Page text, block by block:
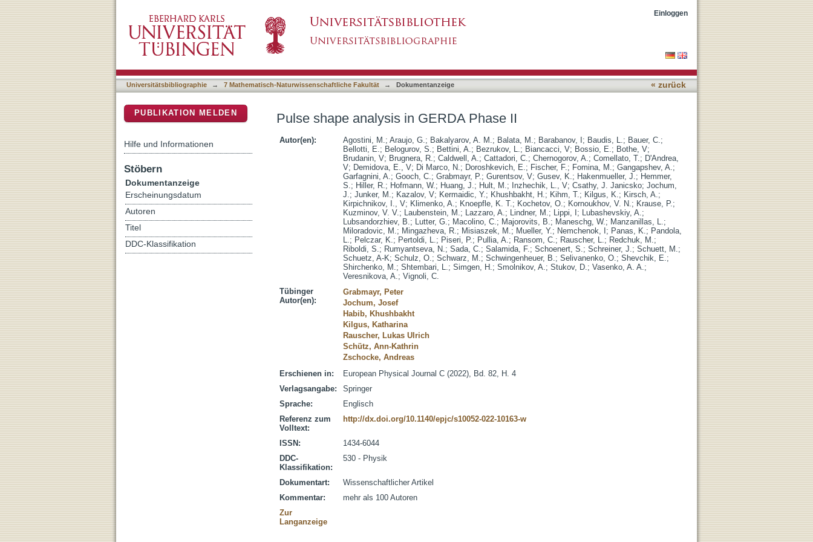
Einloggen
Universitätsbibliographie → 7 Mathematisch-Naturwissenschaftliche Fakultät → Dokumentanzeige « zurück
Pulse shape analysis in GERDA Phase II
Autor(en): Agostini, M.; Araujo, G.; Bakalyarov, A. M.; Balata, M.; Barabanov, I ; Baudis, L.; Bauer, C.;
Bellotti, E.; Belogurov, S.; Bettini, A.; Bezrukov, L.; Biancacci, V; Bossio, E.; Bothe, V;
Brudanin, V; Brugnera, R.; Caldwell, A.; Cattadori, C.; Chernogorov, A.; Comellato, T.; D'Andrea,
V; Demidova, E., V; Di Marco, N.; Doroshkevich, E.; Fischer, F.; Fomina, M.; Gangapshev, A.;
Garfagnini, A.; Gooch, C.; Grabmayr, P.; Gurentsov, V; Gusev, K.; Hakenmueller, J.; Hemmer,
S.; Hiller, R.; Hofmann, W.; Huang, J.; Hult, M.; Inzhechik, L., V; Csathy, J. Janicsko; Jochum,
J.; Junker, M.; Kazalov, V; Kermaidic, Y.; Khushbakht, H.; Kihm, T.; Kilgus, K.; Kirsch, A.;
Kirpichnikov, I., V; Klimenko, A.; Knoepfle, K. T.; Kochetov, O.; Kornoukhov, V. N.; Krause, P.;
Kuzminov, V. V.; Laubenstein, M.; Lazzaro, A.; Lindner, M.; Lippi, I ; Lubashevskiy, A.;
Lubsandorzhiev, B.; Lutter, G.; Macolino, C.; Majorovits, B.; Maneschg, W.; Manzanillas, L.;
Miloradovic, M.; Mingazheva, R.; Misiaszek, M.; Mueller, Y.; Nemchenok, I ; Panas, K.; Pandola,
L.; Pelczar, K.; Pertoldi, L.; Piseri, P.; Pullia, A.; Ransom, C.; Rauscher, L.; Redchuk, M.;
Riboldi, S.; Rumyantseva, N.; Sada, C.; Salamida, F.; Schoenert, S.; Schreiner, J.; Schuett, M.;
Schuetz, A-K; Schulz, O.; Schwarz, M.; Schwingenheuer, B.; Selivanenko, O.; Shevchik, E.;
Shirchenko, M.; Shtembari, L.; Simgen, H.; Smolnikov, A.; Stukov, D.; Vasenko, A. A.;
Veresnikova, A.; Vignoli, C.
Tübinger
Autor(en):
Grabmayr, Peter
Jochum, Josef
Habib, Khushbakht
Kilgus, Katharina
Rauscher, Lukas Ulrich
Schütz, Ann-Kathrin
Zschocke, Andreas
Erschienen in:
European Physical Journal C (2022), Bd. 82, H. 4
Verlagsangabe:
Springer
Sprache:
Englisch
Referenz zum
Volltext:
http://dx.doi.org/10.1140/epjc/s10052-022-10163-w
ISSN:
1434-6044
DDC-
Klassifikation:
530 - Physik
Dokumentart:
Wissenschaftlicher Artikel
Kommentar:
mehr als 100 Autoren
Zur
Langanzeige
PUBLIKATION MELDEN
Hilfe und Informationen
Stöbern
Dokumentanzeige
Erscheinungsdatum
Autoren
Titel
DDC-Klassifikation